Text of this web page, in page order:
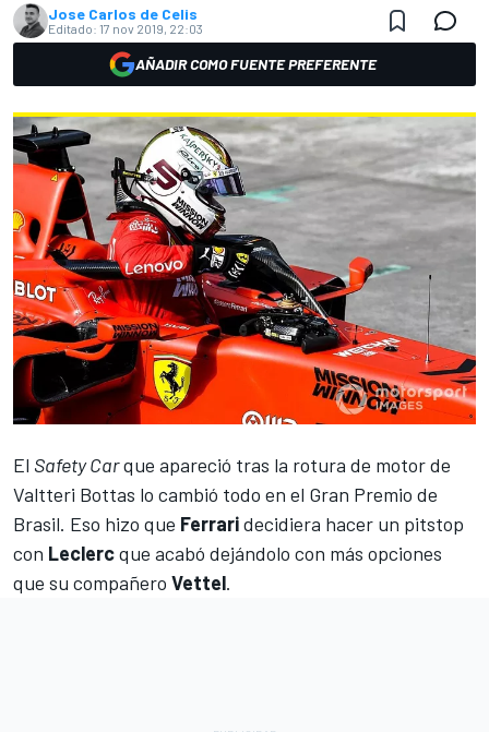
Jose Carlos de Celis
Editado: 17 nov 2019, 22:03
AÑADIR COMO FUENTE PREFERENTE
El Safety Carque apareció tras la rotura de motor de
Valtteri Bottas lo cambió todo en el Gran Premio de
Brasil. Eso hizo que Ferraridecidiera hacer un pitstop
con Leclercque acabó dejándolo con más opciones
que su compañero Vettel.